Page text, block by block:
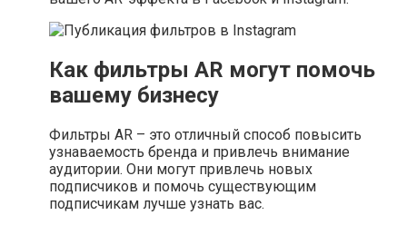
Как фильтры AR могут помочь
вашему бизнесу
Фильтры AR – это отличный способ повысить
узнаваемость бренда и привлечь внимание
аудитории. Они могут привлечь новых
подписчиков и помочь существующим
подписчикам лучше узнать вас.